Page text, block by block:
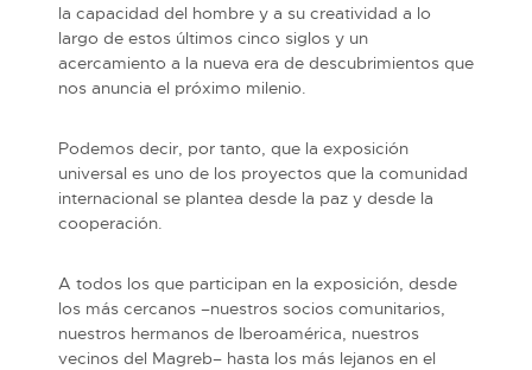
la capacidad del hombre y a su creatividad a lo
largo de estos últimos cinco siglos y un
acercamiento a la nueva era de descubrimientos que
nos anuncia el próximo milenio.
Podemos decir, por tanto, que la exposición
universal es uno de los proyectos que la comunidad
internacional se plantea desde la paz y desde la
cooperación.
A todos los que participan en la exposición, desde
los más cercanos –nuestros socios comunitarios,
nuestros hermanos de Iberoamérica, nuestros
vecinos del Magreb– hasta los más lejanos en el